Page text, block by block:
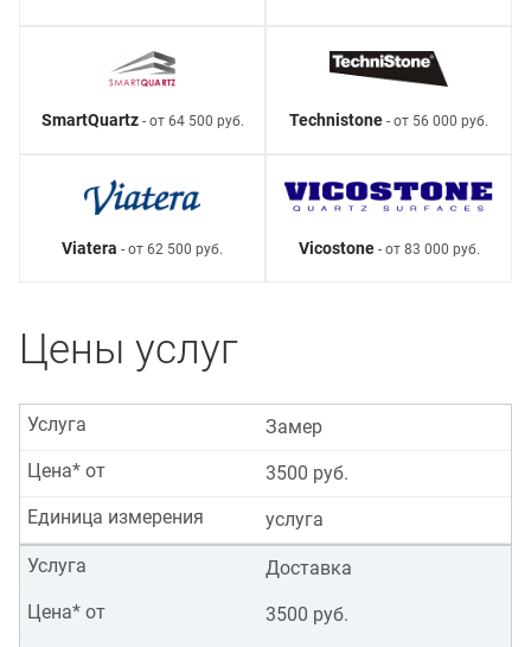
SmartQuartz- от 64 500 руб. Technistone - от 56 000 руб.
Viatera - от 62 500 руб. Vicostone- от 83 000 руб.
Цены услуг
Замер
Услуга
3500 руб.
Цена* от
услуга
Единица измерения
Доставка
Услуга
3500 руб.
Цена* от